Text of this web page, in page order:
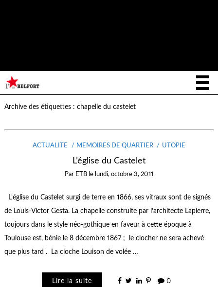
Archive des étiquettes : chapelle du castelet
ACTUALITÉ MÉMOIRES DE QUARTIER UTOPIE
L’église du Castelet
Par ETB le lundi, octobre 3, 2011
L’église du Castelet surgi de terre en 1866, ses vitraux sont de signés
de Louis-Victor Gesta. La chapelle construite par l’architecte Lapierre,
toujours dans le style néo-gothique en faveur à cette époque à
Toulouse est, bénie le 8 décembre 1867 ; le clocher ne sera achevé
que plus tard . La cloche Louison de volée …
Lire la suite 0